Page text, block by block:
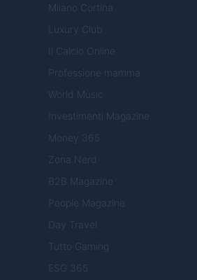
Milano Cortina
Luxury Club
Il Calcio Online
Professione mamma
World Music
Investimenti Magazine
Money 365
Zona Nerd
B2B Magazine
People Magazine
Day Travel
Tutto Gaming
ESG 365